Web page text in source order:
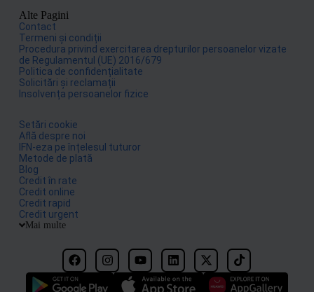
Alte Pagini
Contact
Termeni și condiții
Procedura privind exercitarea drepturilor persoanelor vizate
de Regulamentul (UE) 2016/679
Politica de confidențialitate
Solicitări și reclamații
Insolvența persoanelor fizice
Setări cookie
Află despre noi
IFN-eza pe înțelesul tuturor
Metode de plată
Blog
Credit în rate
Credit online
Credit rapid
Credit urgent
Mai multe